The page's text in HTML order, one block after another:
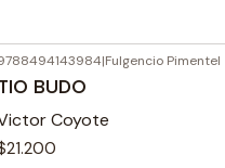
|Fulgencio Pimentel
BUDO
Coyote